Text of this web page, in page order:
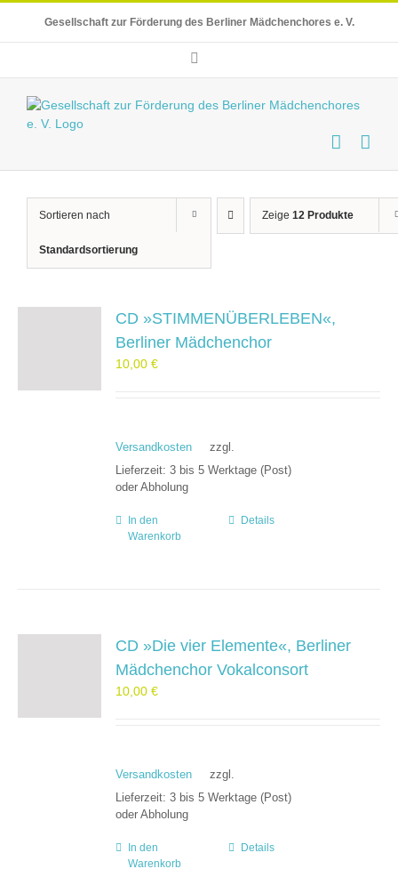
content
Gesellschaft zur Förderung des Berliner Mädchenchores e. V.
Sortieren nach
Standardsortierung
Zeige 12 Produkte
CD »STIMMENÜBERLEBEN«,
Berliner Mädchenchor
10,00€
zzgl.
Versandkosten
Lieferzeit:3 bis 5 Werktage (Post)
oder Abholung
In den
Warenkorb
Details
CD »Die vier Elemente«, Berliner
Mädchenchor Vokalconsort
10,00€
zzgl.
Versandkosten
Lieferzeit:3 bis 5 Werktage (Post)
oder Abholung
In den
Warenkorb
Details